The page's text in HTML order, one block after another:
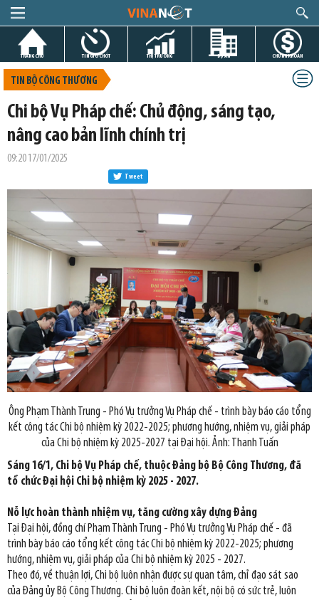
TRANG CHỦ TIN GIỜ CHÓT THỊ TRƯỜNG DỰ ÁN CHỨNG KHOÁN
TIN BỘ CÔNG THƯƠNG
Chi bộ Vụ Pháp chế: Chủ động, sáng tạo,
nâng cao bản lĩnh chính trị
09:20 17/01/2025
Tweet
Ông Phạm Thành Trung - Phó Vụ trưởng Vụ Pháp chế - trình bày báo cáo tổng
kết công tác Chi bộ nhiệm kỳ 2022-2025; phương hướng, nhiệm vụ, giải pháp
của Chi bộ nhiệm kỳ 2025-2027 tại Đại hội. Ảnh: Thanh Tuấn
Sáng 16/1, Chi bộ Vụ Pháp chế, thuộc Đảng bộ Bộ Công Thương, đã
tổ chức Đại hội Chi bộ nhiệm kỳ 2025 - 2027.
Nỗ lực hoàn thành nhiệm vụ, tăng cường xây dựng Đảng
Tại Đại hội, đồng chí Phạm Thành Trung - Phó Vụ trưởng Vụ Pháp chế - đã
trình bày báo cáo tổng kết công tác Chi bộ nhiệm kỳ 2022-2025; phương
hướng, nhiệm vụ, giải pháp của Chi bộ nhiệm kỳ 2025 - 2027.
Theo đó, về thuận lợi, Chi bộ luôn nhận được sự quan tâm, chỉ đạo sát sao
của Đảng ủy Bộ Công Thương. Chi bộ luôn đoàn kết, nội bộ có sức trẻ, luôn